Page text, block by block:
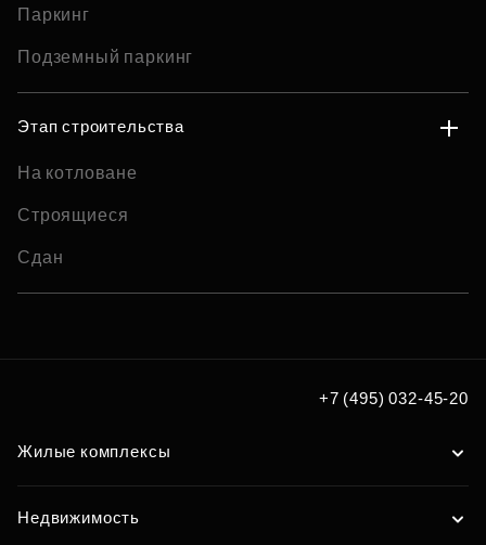
Паркинг
Подземный паркинг
Этап строительства
На котловане
Строящиеся
Сдан
+7 (495) 032-45-20
Жилые комплексы
Недвижимость